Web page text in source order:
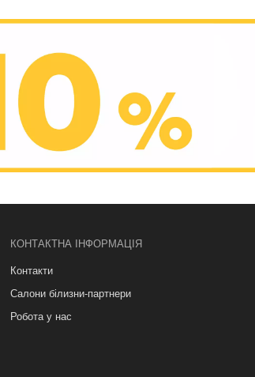
КОНТАКТНА ІНФОРМАЦІЯ
Контакти
Салони білизни-партнери
Робота у нас